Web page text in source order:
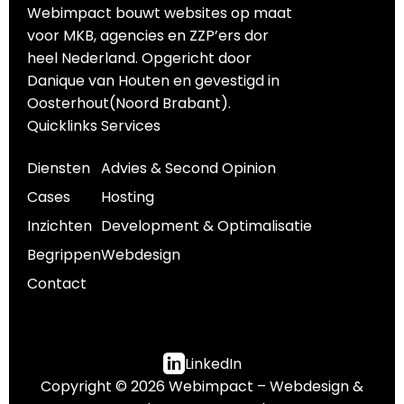
Webimpact bouwt websites op maat
voor MKB, agencies en ZZP’ers dor
heel Nederland. Opgericht door
Danique van Houten en gevestigd in
Oosterhout(Noord Brabant).
Quicklinks
Diensten
Cases
Inzichten
Begrippen
Contact
Services
Advies & Second Opinion
Hosting
Development & Optimalisatie
Webdesign
Copyright © 2026 Webimpact – Webdesign &
LinkedIn